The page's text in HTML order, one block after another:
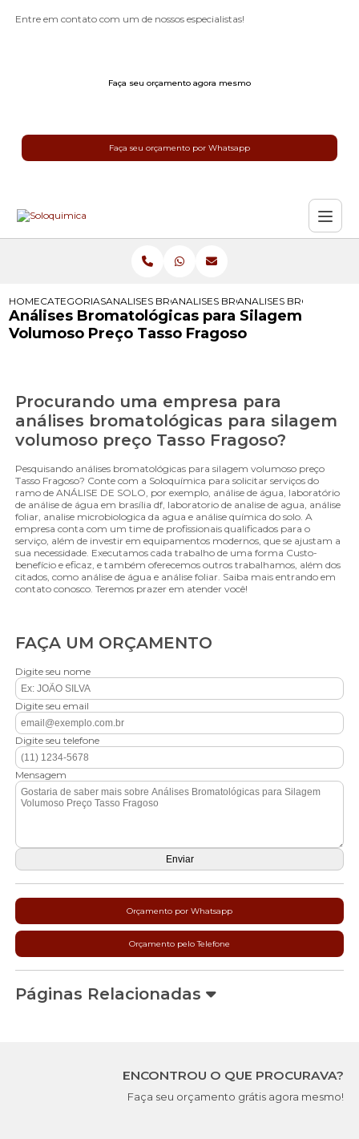
Entre em contato com um de nossos especialistas!
Faça seu orçamento agora mesmo
Faça seu orçamento por Whatsapp
HOMECATEGORIASANALISES BROMATOLOGICAS
ANALISES BROMATOLOGICAS PARA
ANALISES
Análises Bromatológicas para Silagem
Volumoso Preço Tasso Fragoso
Procurando uma empresa para
análises bromatológicas para silagem
volumoso preço Tasso Fragoso?
Pesquisando análises bromatológicas para silagem volumoso preço
Tasso Fragoso? Conte com a Soloquímica para solicitar serviços do
ramo de ANÁLISE DE SOLO, por exemplo, análise de água, laboratório
de análise de água em brasília df, laboratorio de analise de agua, análise
foliar, analise microbiologica da agua e análise química do solo. A
empresa conta com um time de profissionais qualificados para o
serviço, além de investir em equipamentos modernos, que se ajustam a
sua necessidade. Executamos cada trabalho de uma forma Custo-
benefício e eficaz, e também oferecemos outros trabalhamos, além dos
citados, como análise de água e análise foliar. Saiba mais entrando em
contato conosco. Teremos prazer em atender você!
FAÇA UM ORÇAMENTO
Digite seu nome
Digite seu email
Digite seu telefone
Mensagem
Orçamento por Whatsapp
Orçamento pelo Telefone
Páginas Relacionadas
ENCONTROU O QUE PROCURAVA?
Faça seu orçamento grátis agora mesmo!